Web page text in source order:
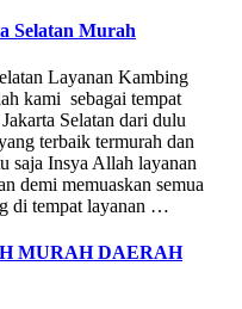
Selatan Murah
Layanan Kambing
kami sebagai tempat
Selatan dari dulu
terbaik termurah dan
saja Insya Allah layanan
demi memuaskan semua
di tempat layanan …
MURAH DAERAH